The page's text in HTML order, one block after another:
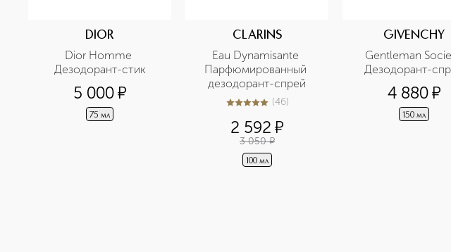
DIOR
Dior Homme
Дезодорант-стик
5 000¤
75 мл
CLARINS
Eau Dynamisante
Парфюмированный
дезодорант-спрей
5из 546 (46)
2 592 ¤
3 050 ¤
100 мл
GIVENCHY
Gentleman
Дезодорант-
4 880¤
150 мл